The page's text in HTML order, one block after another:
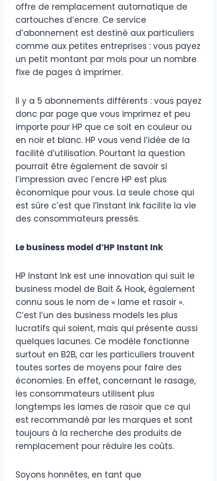
offre de remplacement automatique de
cartouches d’encre. Ce service
d’abonnement est destiné aux particuliers
comme aux petites entreprises : vous payez
un petit montant par mois pour un nombre
fixe de pages à imprimer.
Il y a 5 abonnements différents : vous payez
donc par page que vous imprimez et peu
importe pour HP que ce soit en couleur ou
en noir et blanc. HP vous vend l’idée de la
facilité d’utilisation. Pourtant la question
pourrait être également de savoir si
l’impression avec l’encre HP est plus
économique pour vous. La seule chose qui
est sûre c’est que l’Instant Ink facilite la vie
des consommateurs pressés.
Le business model d’HP Instant Ink
HP Instant Ink est une innovation qui suit le
business model de Bait & Hook, également
connu sous le nom de « lame et rasoir ».
C’est l’un des business models les plus
lucratifs qui soient, mais qui présente aussi
quelques lacunes. Ce modèle fonctionne
surtout en B2B, car les particuliers trouvent
toutes sortes de moyens pour faire des
économies. En effet, concernant le rasage,
les consommateurs utilisent plus
longtemps les lames de rasoir que ce qui
est recommandé par les marques et sont
toujours à la recherche des produits de
remplacement pour réduire les coûts.
Soyons honnêtes, en tant que